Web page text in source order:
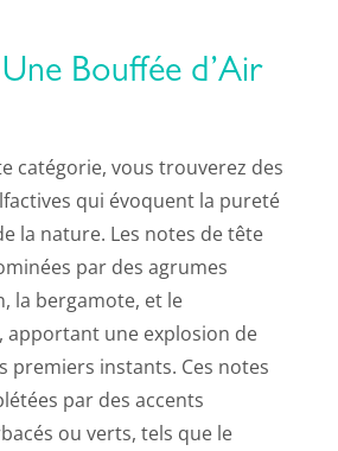
Bouffée d’Air
catégorie, vous trouverez des
qui évoquent la pureté
la nature. Les notes de tête
par des agrumes
la bergamote, et le
apportant une explosion de
premiers instants. Ces notes
par des accents
ou verts, tels que le